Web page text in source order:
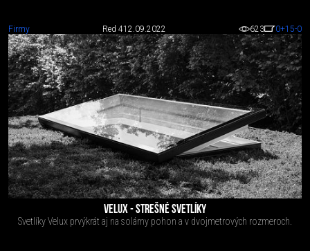
Firmy Red 412.09.2022 623 0+15-0
VELUX - STREŠNÉ SVETLÍKY
Svetlíky Velux prvýkrát aj na solárny pohon a v dvojmetrových rozmeroch.